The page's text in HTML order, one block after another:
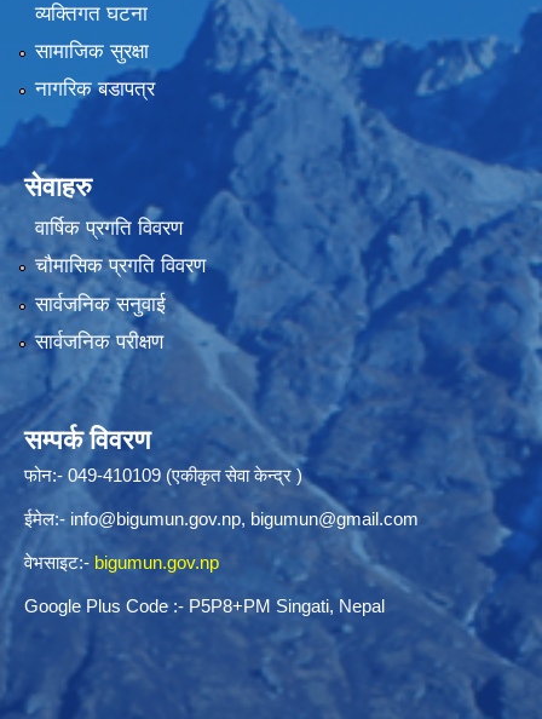
व्यक्तिगत घटना
सामाजिक सुरक्षा
नागरिक बडापत्र
सेवाहरु
वार्षिक प्रगति विवरण
चौमासिक प्रगति विवरण
सार्वजनिक सनुवाई
सार्वजनिक परीक्षण
सम्पर्क विवरण
फोन:- 049-410109 (एकीकृत सेवा केन्द्र )
ईमेल:- info@bigumun.gov.np, bigumun@gmail.com
वेभसाइट:- bigumun.gov.np
Google Plus Code :- P5P8+PM Singati, Nepal